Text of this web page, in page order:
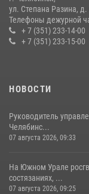
ул. Степана Разина, д.
Телефоны дежурной
+ 7 (351) 233-14-00
+ 7 (351) 233-15-00
НОВОСТИ
Руководитель
Челябинс...
07 августа 2026, 09:33
На Южном Урале
состязаниях, ...
07 августа 2026, 09:25